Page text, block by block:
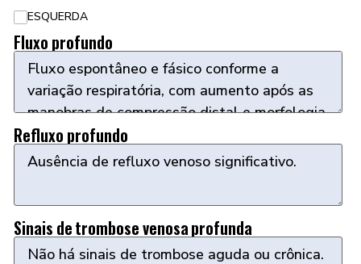
ESQUERDA
Fluxo profundo
Refluxo profundo
Sinais de trombose venosa profunda